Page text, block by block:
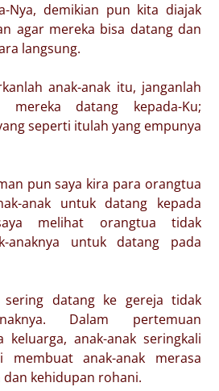
Nya, demikian pun kita diajak
agar mereka bisa datang dan
langsung.
anak-anak itu, janganlah
mereka datang kepada-Ku;
seperti itulah yang empunya
pun saya kira para orangtua
anak untuk datang kepada
melihat orangtua tidak
anaknya untuk datang pada
sering datang ke gereja tidak
Dalam pertemuan
keluarga, anak-anak seringkali
anak-anak merasa
dan kehidupan rohani.